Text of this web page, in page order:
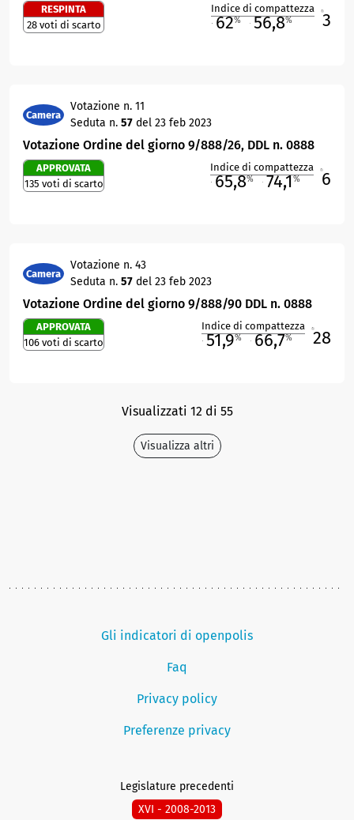
RESPINTA
28 voti di scarto
Indice di compattezza
62% 56,8% 3
Camera
Votazione n. 11
Seduta n. 57 del 23 feb 2023
Votazione Ordine del giorno 9/888/26, DDL n. 0888
APPROVATA
135 voti di scarto
Indice di compattezza
65,8% 74,1% 6
Camera
Votazione n. 43
Seduta n. 57 del 23 feb 2023
Votazione Ordine del giorno 9/888/90 DDL n. 0888
APPROVATA
106 voti di scarto
Indice di compattezza
51,9% 66,7% 28
Visualizzati 12 di 55
Visualizza altri
Gli indicatori di openpolis
Faq
Privacy policy
Preferenze privacy
Legislature precedenti
XVI - 2008-2013